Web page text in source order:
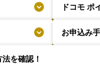
ドコモ ポ
お申込み
を確認！